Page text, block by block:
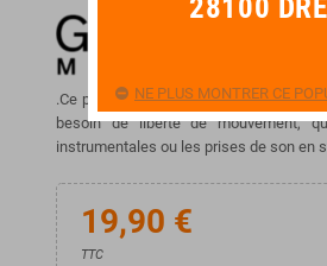
.Ce pied de micro GEWA PURE est
besoin de liberté de mouvement,
instrumentales ou les prises de son en
19,90 €
TTC
28100
NE PLUS MONTRER CE